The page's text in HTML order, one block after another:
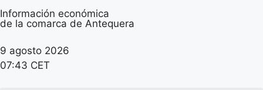
Información económica
de la comarca de Antequera
9 agosto 2026
07:43 CET